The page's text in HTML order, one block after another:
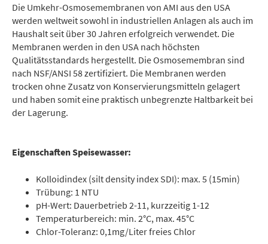
Die Umkehr-Osmosemembranen von AMI aus den USA
werden weltweit sowohl in industriellen Anlagen als auch im
Haushalt seit über 30 Jahren erfolgreich verwendet. Die
Membranen werden in den USA nach höchsten
Qualitätsstandards hergestellt. Die Osmosemembran sind
nach NSF/ANSI 58 zertifiziert. Die Membranen werden
trocken ohne Zusatz von Konservierungsmitteln gelagert
und haben somit eine praktisch unbegrenzte Haltbarkeit bei
der Lagerung.
Eigenschaften Speisewasser:
Kolloidindex (silt density index SDI): max. 5 (15min)
Trübung: 1 NTU
pH-Wert: Dauerbetrieb 2-11, kurzzeitig 1-12
Temperaturbereich: min. 2°C, max. 45°C
Chlor-Toleranz: 0,1mg/Liter freies Chlor